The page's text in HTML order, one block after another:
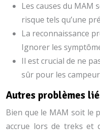
Les causes du MAM
risque tels qu’une
La reconnaissance
Ignorer les
Il est crucial de ne
sûr pour les
Autres problèmes
Bien que le MAM soit le
accrue lors de treks et